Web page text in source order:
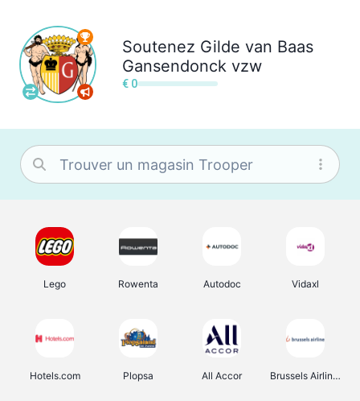
Soutenez Gilde van Baas
Gansendonck vzw
€ 0
Lego Rowenta Autodoc Vidaxl
Hotels.com Plopsa All Accor Brussels Airlines